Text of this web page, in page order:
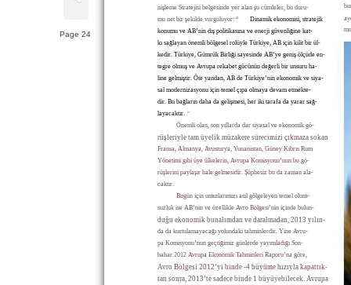
nişleme Stratejisi belgesinde yer alan şu cümleler, bu duru-
mu net bir şekilde vurguluyor: “
Dinamik ekonomisi, stratejik
konumu ve AB’nin dış politikasına ve enerji güvenliğine kat-
kı sağlayan önemli bölgesel rolüyle Türkiye, AB için kilit bir ül-
kedir. Türkiye, Gümrük Birliği sayesinde AB’ye geniş ölçüde en-
tegre olmuş ve Avrupa rekabet gücünün değerli bir unsuru ha-
line gelmiştir. Öte yandan, AB de Türkiye’nin ekonomik ve siya-
sal modernizasyonu için temel çıpa olmaya devam etmekte-
dir. Bu bağların daha da gelişmesi, her iki tarafa da yarar sağ-
layacaktır.
”
Önemli olan, son yıllarda dar siyasal ve ekonomik gö-
rüşleriyle tam üyelik müzakere sürecimizi çıkmaza sokan
Fransa, Almanya, Avusturya, Yunanistan, Güney Kıbrıs Rum
Yönetimi gibi üye ülkelerin, Avrupa Komisyonu’nun bu gö-
rüşlerini paylaşır hale gelmesidir. Şüphesiz bu da zaman ala-
caktır.
Bugün için umutlarımızı asıl gölgeleyen temel olum-
suzluk ise AB’nin ve özellikle Avro Bölgesi’nin içinde bulun-
duğu ekonomik bunalımdan ve daralmadan, 2013 yılın-
da da kurtulamayacağı yolundaki tahminlerdir. Yine Avru-
pa Komisyonu’nun geçtiğimiz günlerde yayımladığı Son-
bahar 2012 Avrupa Ekonomik Tahminleri Raporu’na göre,
Avro Bölgesi 2012’yi binde -4 büyüme hızıyla kapattık-
tan sonra, 2013’te sadece binde 1 büyüyebilecek. Avrupa
Page 24